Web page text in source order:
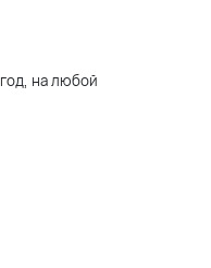
на любой